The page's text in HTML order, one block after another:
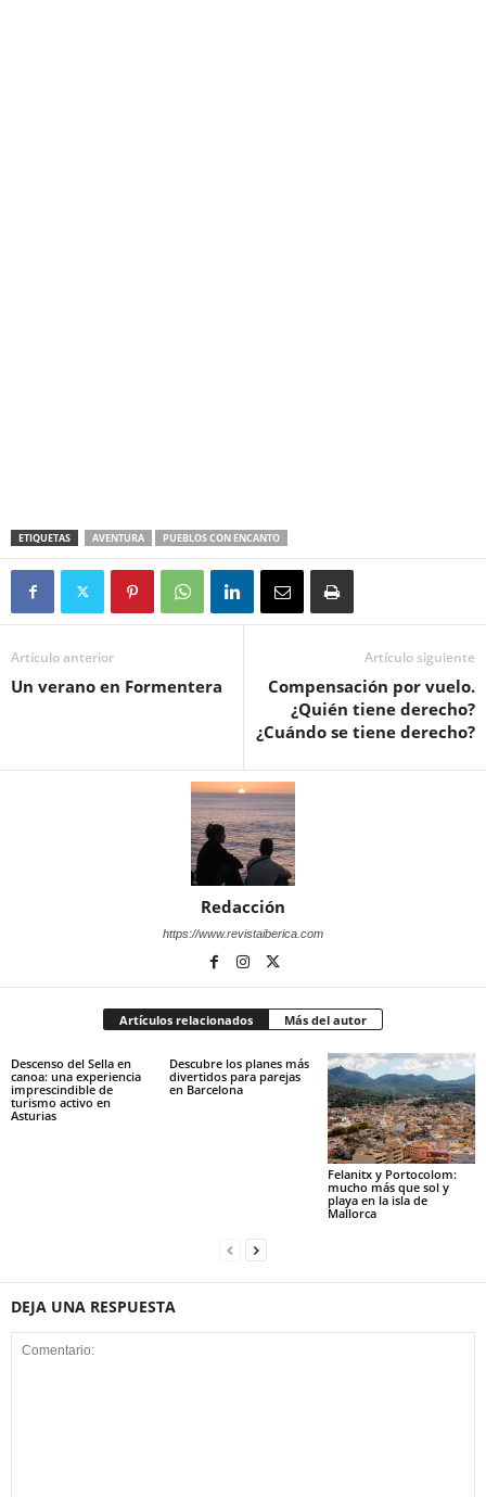
ETIQUETAS AVENTURA PUEBLOS CON ENCANTO
Artículo anterior
Un verano en Formentera
Artículo siguiente
Compensación por vuelo.
¿Quién tiene derecho?
¿Cuándo se tiene derecho?
Redacción
https://www.revistaiberica.com
Artículos relacionados Más del autor
Descenso del Sella en
canoa: una experiencia
imprescindible de
turismo activo en
Asturias
Descubre los planes más
divertidos para parejas
en Barcelona
Felanitx y Portocolom:
mucho más que sol y
playa en la isla de
Mallorca
DEJA UNA RESPUESTA